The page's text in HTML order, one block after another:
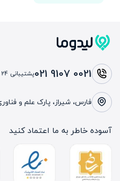
021 9107 0021پشتیبانی 24 ساعته
فارس، شیراز، پارک علم و
آسوده خاطر به ما اعتماد کنید